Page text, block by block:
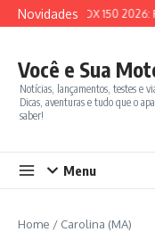
Ir para o conteúdo
NovidadesSYM ADX 150 2026:
Você e Sua
Notícias, lançamentos, testes e
Dicas, aventuras e tudo que o
saber!
Menu
Home / Carolina (MA)